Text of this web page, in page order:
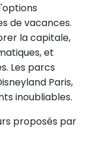
de vacances.
la capitale,
et
Les parcs
Paris,
inoubliables.
proposés par